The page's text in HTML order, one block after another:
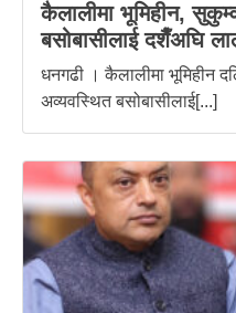
कैलालीमा भूमिहीन,
बसोबासीलाई दशैँअघि
धनगढी । कैलालीमा भूमिहीन
अव्यवस्थित बसोबासीलाई[...]